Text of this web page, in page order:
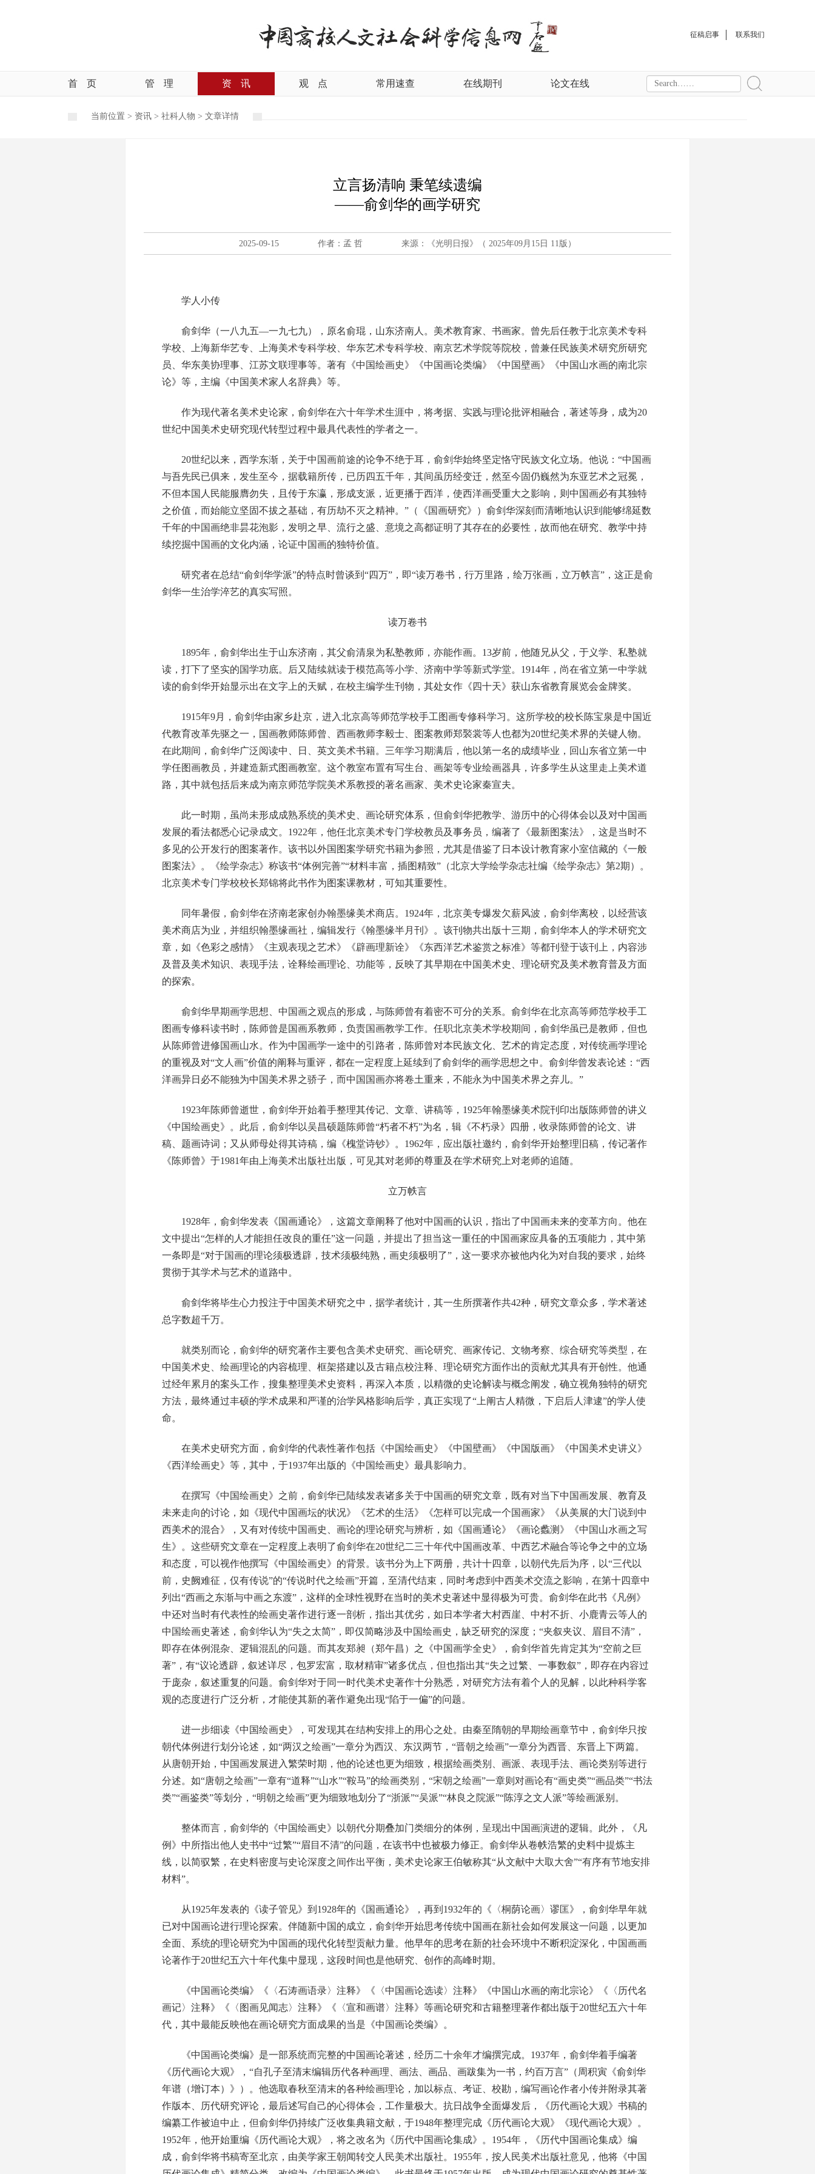
征稿启事 联系我们
首 页 管 理 资 讯 观 点 常用速查 在线期刊 论文在线
当前位置 > 资讯 > 社科人物 > 文章详情
立言扬清响 秉笔续遗编
——俞剑华的画学研究
2025-09-15 作者：孟 哲 来源：《光明日报》（ 2025年09月15日 11版）
学人小传
俞剑华（一八九五—一九七九），原名俞琨，山东济南人。美术教育家、书画家。曾先后任教于北京美术专科
学校、上海新华艺专、上海美术专科学校、华东艺术专科学校、南京艺术学院等院校，曾兼任民族美术研究所研究
员、华东美协理事、江苏文联理事等。著有《中国绘画史》《中国画论类编》《中国壁画》《中国山水画的南北宗
论》等，主编《中国美术家人名辞典》等。
作为现代著名美术史论家，俞剑华在六十年学术生涯中，将考据、实践与理论批评相融合，著述等身，成为20
世纪中国美术史研究现代转型过程中最具代表性的学者之一。
20世纪以来，西学东渐，关于中国画前途的论争不绝于耳，俞剑华始终坚定恪守民族文化立场。他说：“中国画
与吾先民已俱来，发生至今，据载籍所传，已历四五千年，其间虽历经变迁，然至今固仍巍然为东亚艺术之冠冕，
不但本国人民能服膺勿失，且传于东瀛，形成支派，近更播于西洋，使西洋画受重大之影响，则中国画必有其独特
之价值，而始能立坚固不拔之基础，有历劫不灭之精神。”（《国画研究》）俞剑华深刻而清晰地认识到能够绵延数
千年的中国画绝非昙花泡影，发明之早、流行之盛、意境之高都证明了其存在的必要性，故而他在研究、教学中持
续挖掘中国画的文化内涵，论证中国画的独特价值。
研究者在总结“俞剑华学派”的特点时曾谈到“四万”，即“读万卷书，行万里路，绘万张画，立万帙言”，这正是俞
剑华一生治学淬艺的真实写照。
读万卷书
1895年，俞剑华出生于山东济南，其父俞清泉为私塾教师，亦能作画。13岁前，他随兄从父，于义学、私塾就
读，打下了坚实的国学功底。后又陆续就读于模范高等小学、济南中学等新式学堂。1914年，尚在省立第一中学就
读的俞剑华开始显示出在文字上的天赋，在校主编学生刊物，其处女作《四十天》获山东省教育展览会金牌奖。
1915年9月，俞剑华由家乡赴京，进入北京高等师范学校手工图画专修科学习。这所学校的校长陈宝泉是中国近
代教育改革先驱之一，国画教师陈师曾、西画教师李毅士、图案教师郑褧裳等人也都为20世纪美术界的关键人物。
在此期间，俞剑华广泛阅读中、日、英文美术书籍。三年学习期满后，他以第一名的成绩毕业，回山东省立第一中
学任图画教员，并建造新式图画教室。这个教室布置有写生台、画架等专业绘画器具，许多学生从这里走上美术道
路，其中就包括后来成为南京师范学院美术系教授的著名画家、美术史论家秦宣夫。
此一时期，虽尚未形成成熟系统的美术史、画论研究体系，但俞剑华把教学、游历中的心得体会以及对中国画
发展的看法都悉心记录成文。1922年，他任北京美术专门学校教员及事务员，编著了《最新图案法》，这是当时不
多见的公开发行的图案著作。该书以外国图案学研究书籍为参照，尤其是借鉴了日本设计教育家小室信藏的《一般
图案法》。《绘学杂志》称该书“体例完善”“材料丰富，插图精致”（北京大学绘学杂志社编《绘学杂志》第2期）。
北京美术专门学校校长郑锦将此书作为图案课教材，可知其重要性。
同年暑假，俞剑华在济南老家创办翰墨缘美术商店。1924年，北京美专爆发欠薪风波，俞剑华离校，以经营该
美术商店为业，并组织翰墨缘画社，编辑发行《翰墨缘半月刊》。该刊物共出版十三期，俞剑华本人的学术研究文
章，如《色彩之感情》《主观表现之艺术》《辟画理新诠》《东西洋艺术鉴赏之标准》等都刊登于该刊上，内容涉
及普及美术知识、表现手法，诠释绘画理论、功能等，反映了其早期在中国美术史、理论研究及美术教育普及方面
的探索。
俞剑华早期画学思想、中国画之观点的形成，与陈师曾有着密不可分的关系。俞剑华在北京高等师范学校手工
图画专修科读书时，陈师曾是国画系教师，负责国画教学工作。任职北京美术学校期间，俞剑华虽已是教师，但也
从陈师曾进修国画山水。作为中国画学一途中的引路者，陈师曾对本民族文化、艺术的肯定态度，对传统画学理论
的重视及对“文人画”价值的阐释与重评，都在一定程度上延续到了俞剑华的画学思想之中。俞剑华曾发表论述：“西
洋画异日必不能独为中国美术界之骄子，而中国国画亦将卷土重来，不能永为中国美术界之弃儿。”
1923年陈师曾逝世，俞剑华开始着手整理其传记、文章、讲稿等，1925年翰墨缘美术院刊印出版陈师曾的讲义
《中国绘画史》。此后，俞剑华以吴昌硕题陈师曾“朽者不朽”为名，辑《不朽录》四册，收录陈师曾的论文、讲
稿、题画诗词；又从师母处得其诗稿，编《槐堂诗钞》。1962年，应出版社邀约，俞剑华开始整理旧稿，传记著作
《陈师曾》于1981年由上海美术出版社出版，可见其对老师的尊重及在学术研究上对老师的追随。
立万帙言
1928年，俞剑华发表《国画通论》，这篇文章阐释了他对中国画的认识，指出了中国画未来的变革方向。他在
文中提出“怎样的人才能担任改良的重任”这一问题，并提出了担当这一重任的中国画家应具备的五项能力，其中第
一条即是“对于国画的理论须极透辟，技术须极纯熟，画史须极明了”，这一要求亦被他内化为对自我的要求，始终
贯彻于其学术与艺术的道路中。
俞剑华将毕生心力投注于中国美术研究之中，据学者统计，其一生所撰著作共42种，研究文章众多，学术著述
总字数超千万。
就类别而论，俞剑华的研究著作主要包含美术史研究、画论研究、画家传记、文物考察、综合研究等类型，在
中国美术史、绘画理论的内容梳理、框架搭建以及古籍点校注释、理论研究方面作出的贡献尤其具有开创性。他通
过经年累月的案头工作，搜集整理美术史资料，再深入本质，以精微的史论解读与概念阐发，确立视角独特的研究
方法，最终通过丰硕的学术成果和严谨的治学风格影响后学，真正实现了“上阐古人精微，下启后人津逮”的学人使
命。
在美术史研究方面，俞剑华的代表性著作包括《中国绘画史》《中国壁画》《中国版画》《中国美术史讲义》
《西洋绘画史》等，其中，于1937年出版的《中国绘画史》最具影响力。
在撰写《中国绘画史》之前，俞剑华已陆续发表诸多关于中国画的研究文章，既有对当下中国画发展、教育及
未来走向的讨论，如《现代中国画坛的状况》《艺术的生活》《怎样可以完成一个国画家》《从美展的大门说到中
西美术的混合》，又有对传统中国画史、画论的理论研究与辨析，如《国画通论》《画论蠡测》《中国山水画之写
生》。这些研究文章在一定程度上表明了俞剑华在20世纪二三十年代中国画改革、中西艺术融合等论争之中的立场
和态度，可以视作他撰写《中国绘画史》的背景。该书分为上下两册，共计十四章，以朝代先后为序，以“三代以
前，史阙难征，仅有传说”的“传说时代之绘画”开篇，至清代结束，同时考虑到中西美术交流之影响，在第十四章中
列出“西画之东渐与中画之东渡”，这样的全球性视野在当时的美术史著述中显得极为可贵。俞剑华在此书《凡例》
中还对当时有代表性的绘画史著作进行逐一剖析，指出其优劣，如日本学者大村西崖、中村不折、小鹿青云等人的
中国绘画史著述，俞剑华认为“失之太简”，即仅简略涉及中国绘画史，缺乏研究的深度；“夹叙夹议、眉目不清”，
即存在体例混杂、逻辑混乱的问题。而其友郑昶（郑午昌）之《中国画学全史》，俞剑华首先肯定其为“空前之巨
著”，有“议论透辟，叙述详尽，包罗宏富，取材精审”诸多优点，但也指出其“失之过繁、一事数叙”，即存在内容过
于庞杂，叙述重复的问题。俞剑华对于同一时代美术史著作十分熟悉，对研究方法有着个人的见解，以此种科学客
观的态度进行广泛分析，才能使其新的著作避免出现“陷于一偏”的问题。
进一步细读《中国绘画史》，可发现其在结构安排上的用心之处。由秦至隋朝的早期绘画章节中，俞剑华只按
朝代体例进行划分论述，如“两汉之绘画”一章分为西汉、东汉两节，“晋朝之绘画”一章分为西晋、东晋上下两篇。
从唐朝开始，中国画发展进入繁荣时期，他的论述也更为细致，根据绘画类别、画派、表现手法、画论类别等进行
分述。如“唐朝之绘画”一章有“道释”“山水”“鞍马”的绘画类别，“宋朝之绘画”一章则对画论有“画史类”“画品类”“书法
类”“画鉴类”等划分，“明朝之绘画”更为细致地划分了“浙派”“吴派”“林良之院派”“陈淳之文人派”等绘画派别。
整体而言，俞剑华的《中国绘画史》以朝代分期叠加门类细分的体例，呈现出中国画演进的逻辑。此外，《凡
例》中所指出他人史书中“过繁”“眉目不清”的问题，在该书中也被极力修正。俞剑华从卷帙浩繁的史料中提炼主
线，以简驭繁，在史料密度与史论深度之间作出平衡，美术史论家王伯敏称其“从文献中大取大舍”“有序有节地安排
材料”。
从1925年发表的《读子管见》到1928年的《国画通论》，再到1932年的《〈桐荫论画〉谬匡》，俞剑华早年就
已对中国画论进行理论探索。伴随新中国的成立，俞剑华开始思考传统中国画在新社会如何发展这一问题，以更加
全面、系统的理论研究为中国画的现代化转型贡献力量。他早年的思考在新的社会环境中不断积淀深化，中国画画
论著作于20世纪五六十年代集中显现，这段时间也是他研究、创作的高峰时期。
《中国画论类编》《〈石涛画语录〉注释》《〈中国画论选读〉注释》《中国山水画的南北宗论》《〈历代名
画记〉注释》《〈图画见闻志〉注释》《〈宣和画谱〉注释》等画论研究和古籍整理著作都出版于20世纪五六十年
代，其中最能反映他在画论研究方面成果的当是《中国画论类编》。
《中国画论类编》是一部系统而完整的中国画论著述，经历二十余年才编撰完成。1937年，俞剑华着手编著
《历代画论大观》，“自孔子至清末编辑历代各种画理、画法、画品、画跋集为一书，约百万言”（周积寅《俞剑华
年谱（增订本）》）。他选取春秋至清末的各种绘画理论，加以标点、考证、校勘，编写画论作者小传并附录其著
作版本、历代研究评论，最后述写自己的心得体会，工作量极大。抗日战争全面爆发后，《历代画论大观》书稿的
编纂工作被迫中止，但俞剑华仍持续广泛收集典籍文献，于1948年整理完成《历代画论大观》《现代画论大观》。
1952年，他开始重编《历代画论大观》，将之改名为《历代中国画论集成》。1954年，《历代中国画论集成》编
成，俞剑华将书稿寄至北京，由美学家王朝闻转交人民美术出版社。1955年，按人民美术出版社意见，他将《中国